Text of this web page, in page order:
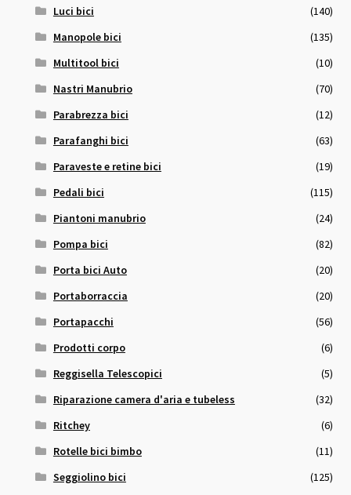
Luci bici
(140)
Manopole bici
(135)
Multitool bici
(10)
Nastri Manubrio
(70)
Parabrezza bici
(12)
Parafanghi bici
(63)
Paraveste e retine bici
(19)
Pedali bici
(115)
Piantoni manubrio
(24)
Pompa bici
(82)
Porta bici Auto
(20)
Portaborraccia
(20)
Portapacchi
(56)
Prodotti corpo
(6)
Reggisella Telescopici
(5)
Riparazione camera d'aria e tubeless
(32)
Ritchey
(6)
Rotelle bici bimbo
(11)
Seggiolino bici
(125)